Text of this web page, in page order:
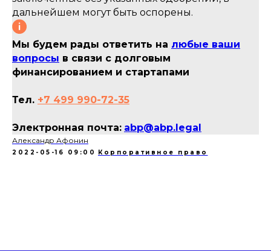
дальнейшем могут быть оспорены.
Мы будем рады ответить на любые ваши
вопросы в связи с долговым
финансированием и стартапами
Тел. +7 499 990-72-35
Электронная почта: abp@abp.legal
Александр Афонин
2022-05-16 09:00 Корпоративное право